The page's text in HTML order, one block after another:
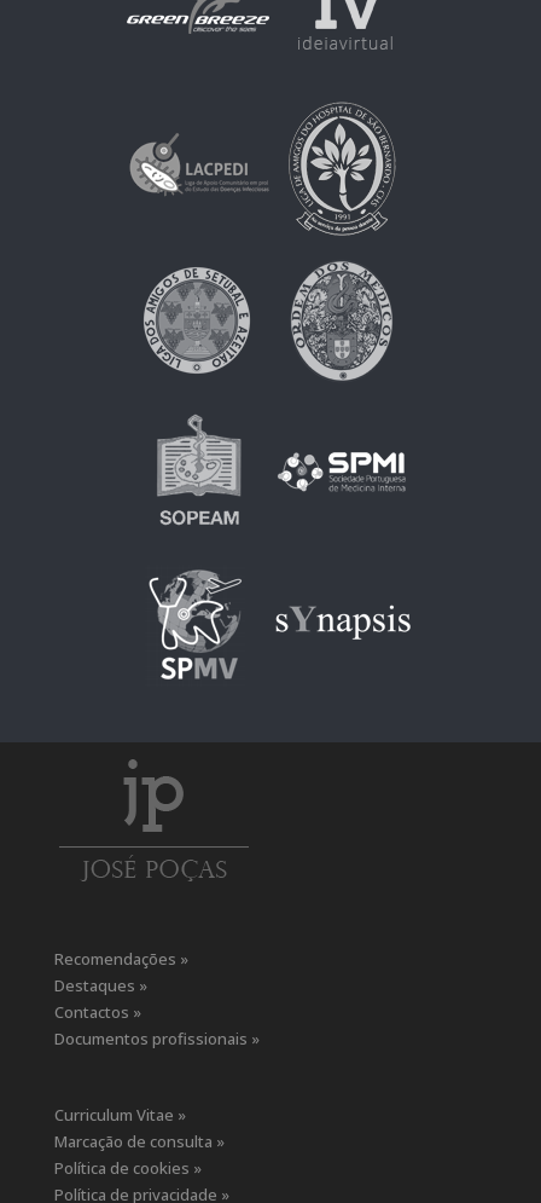
Recomendações »
Destaques »
Contactos »
Documentos profissionais »
Curriculum Vitae »
Marcação de consulta »
Política de cookies »
Política de privacidade »